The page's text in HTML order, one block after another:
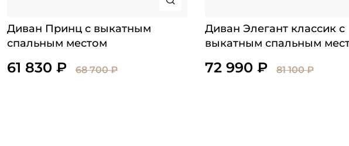
Диван Принц с выкатным
спальным местом
61 830 ₽ 68 700 ₽
Диван Элегант классик с
выкатным спальным
72 990 ₽ 81 100 ₽